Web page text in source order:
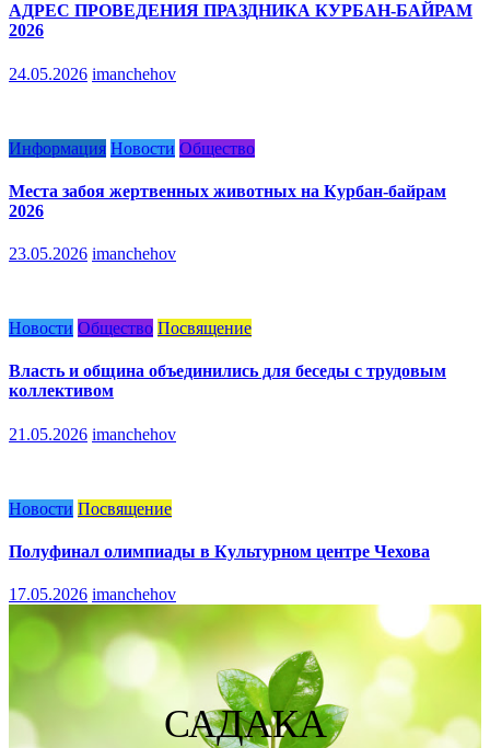
АДРЕС ПРОВЕДЕНИЯ ПРАЗДНИКА КУРБАН-БАЙРАМ
2026
24.05.2026 imanchehov
Информация Новости Общество
Места забоя жертвенных животных на Курбан-байрам
2026
23.05.2026 imanchehov
Новости Общество Посвящение
Власть и община объединились для беседы с трудовым
коллективом
21.05.2026 imanchehov
Новости Посвящение
Полуфинал олимпиады в Культурном центре Чехова
17.05.2026 imanchehov
САДАКА